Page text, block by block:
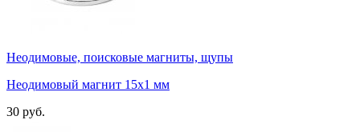
Неодимовые, поисковые магниты, щупы
Неодимовый магнит 15х1 мм
30 руб.